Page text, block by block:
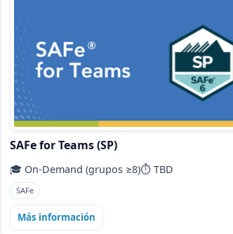
SAFe for Teams (SP)
🎓 On‑Demand (grupos ≥8)⏱️ TBD
SAFe
Más información